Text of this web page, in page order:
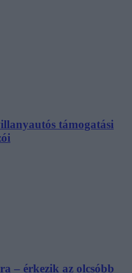
támogatási
– érkezik az olcsóbb